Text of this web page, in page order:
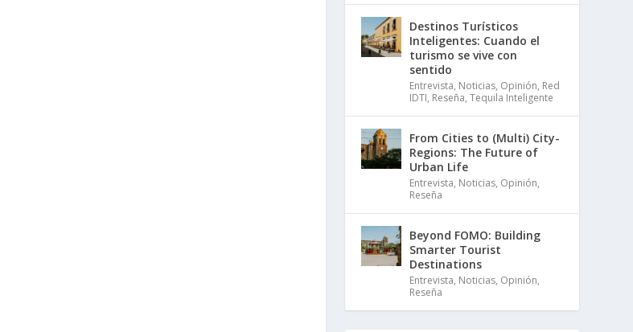
Destinos Turísticos
Inteligentes: Cuando el
turismo se vive con
sentido
Entrevista, Noticias, Opinión, Red
IDTI, Reseña,Tequila Inteligente
From Cities to (Multi) City-
Regions: The Future of
Urban Life
Entrevista, Noticias, Opinión,
Reseña
Beyond FOMO: Building
Smarter Tourist
Destinations
Entrevista, Noticias, Opinión,
Reseña